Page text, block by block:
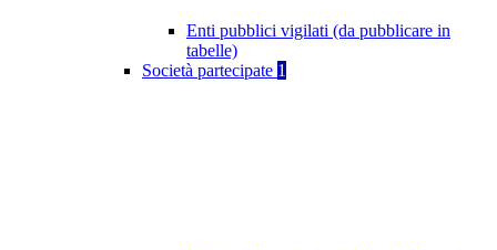
Enti pubblici vigilati (da pubblicare in
tabelle)
Società partecipate 1